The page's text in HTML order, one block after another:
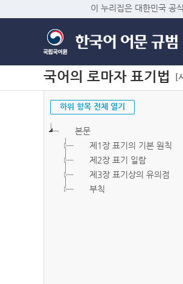
이 누리집은 대한민국 공
국어의 로마자 표기법 [
하위 항목 전체 열기
본문
제1장 표기의 기본 원칙
제2장 표기 일람
제3장 표기상의 유의점
부칙